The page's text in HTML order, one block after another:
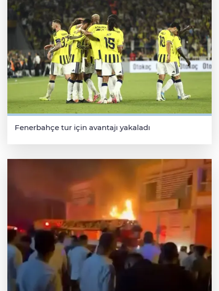
Fenerbahçe tur için avantajı yakaladı